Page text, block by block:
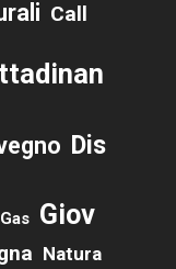
Call
Dis
Gas Giov
Natura